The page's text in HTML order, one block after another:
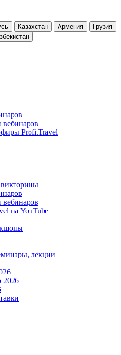
Казахстан Армения
Грузия
вебинаров
Profi.Travel
викторины
вебинаров
на YouTube
лекции
2026